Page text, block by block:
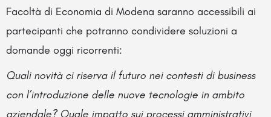
Facoltà di Economia di Modena saranno accessibili ai
partecipanti che potranno condividere soluzioni a
domande oggi ricorrenti:
Quali novità ci riserva il futuro nei contesti di business
con l’introduzione delle nuove tecnologie in ambito
aziendale? Quale impatto sui processi amministrativi